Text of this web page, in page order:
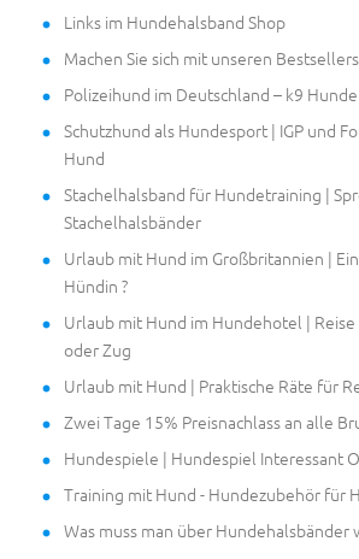
Links im Hundehalsband Shop
Machen Sie sich mit unseren
Polizeihund im Deutschland – k9 Hunde
Schutzhund als Hundesport | IGP und
Hund
Stachelhalsband für Hundetraining |
Stachelhalsbänder
Urlaub mit Hund im Großbritannien |
Hündin ?
Urlaub mit Hund im Hundehotel |
oder Zug
Urlaub mit Hund | Praktische Räte für
Zwei Tage 15% Preisnachlass an alle
Hundespiele | Hundespiel Interessant
Training mit Hund - Hundezubehör für
Was muss man über Hundehalsbänder